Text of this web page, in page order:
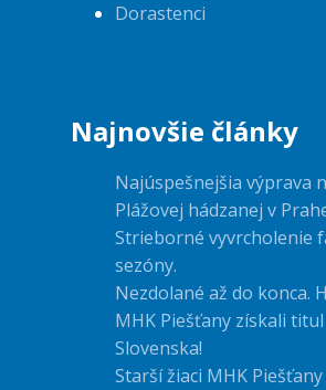
Dorastenci
Najnovšie články
Najúspešnejšia výprava
Plážovej hádzanej v
Strieborné vyvrcholenie
sezóny.
Nezdolané až do konca.
MHK Piešťany získali
Slovenska!
Starší žiaci MHK